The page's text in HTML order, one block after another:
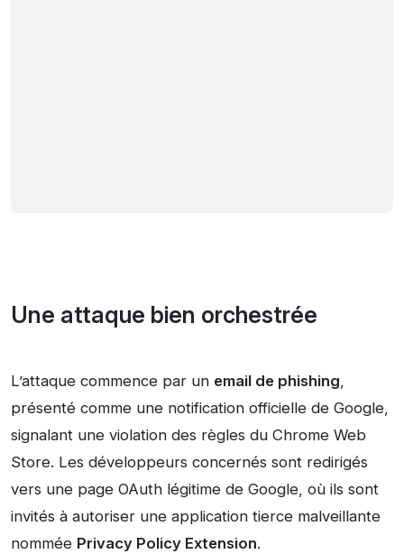
Une attaque bien orchestrée
L’attaque commence par un email de phishing,
présenté comme une notification officielle de Google,
signalant une violation des règles du Chrome Web
Store. Les développeurs concernés sont redirigés
vers une page OAuth légitime de Google, où ils sont
invités à autoriser une application tierce malveillante
nommée Privacy Policy Extension.